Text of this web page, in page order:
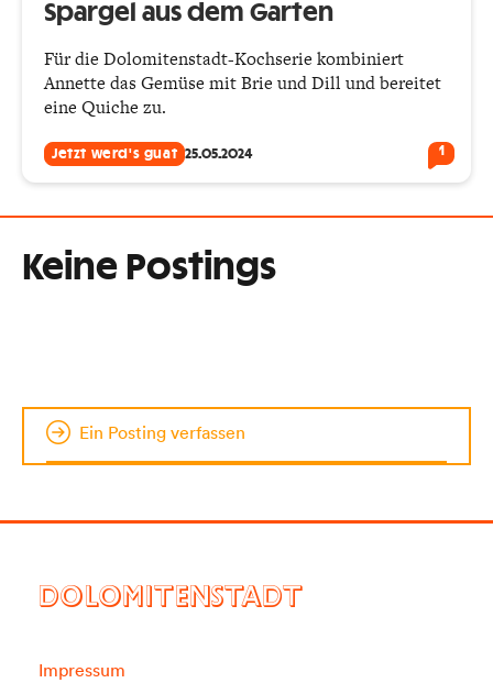
Spargel aus dem Garten
Für die Dolomitenstadt-Kochserie kombiniert
Annette das Gemüse mit Brie und Dill und bereitet
eine Quiche zu.
Jetzt werd's guat 25.05.2024 1
Keine Postings
Ein Posting verfassen
DOLOMITENSTADT
Impressum